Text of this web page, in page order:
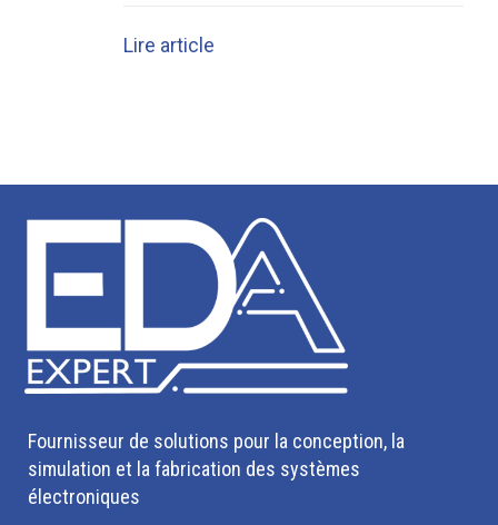
Lire article
Fournisseur de solutions pour la conception, la
simulation et la fabrication des systèmes
électroniques